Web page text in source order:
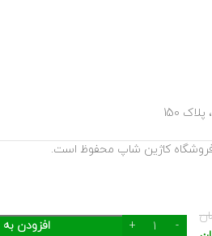
150
کاژین شاپ محفوظ است.
افزودن